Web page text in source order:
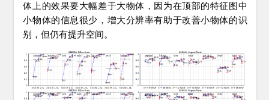
体上的效果要大幅差于大物体，因为在顶部的特征图中
小物体的信息很少，增大分辨率有助于改善小物体的识
别，但仍有提升空间。